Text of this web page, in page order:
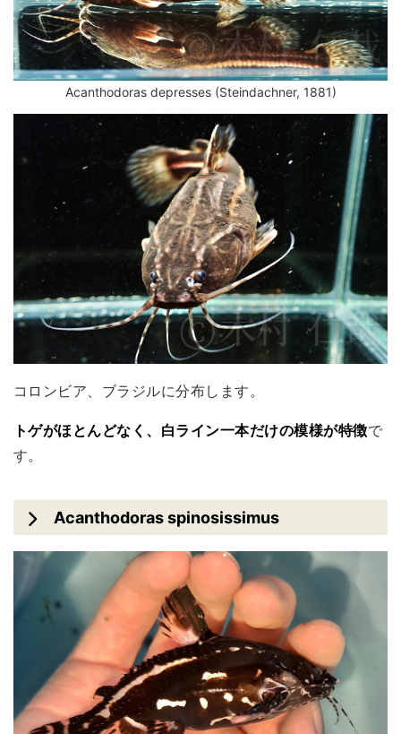
Acanthodoras depresses (Steindachner, 1881)
コロンビア、ブラジルに分布します。
トゲがほとんどなく、白ライン一本だけの模様が特徴で
す。
Acanthodoras spinosissimus